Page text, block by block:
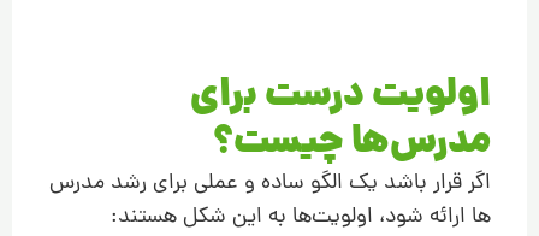
اولویت درست برای
مدرس‌ها چیست؟
اگر قرار باشد یک الگو ساده و عملی برای رشد مدرس
ها ارائه شود، اولویت‌ها به این شکل هستند: